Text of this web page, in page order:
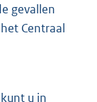
gevallen
Centraal
u in